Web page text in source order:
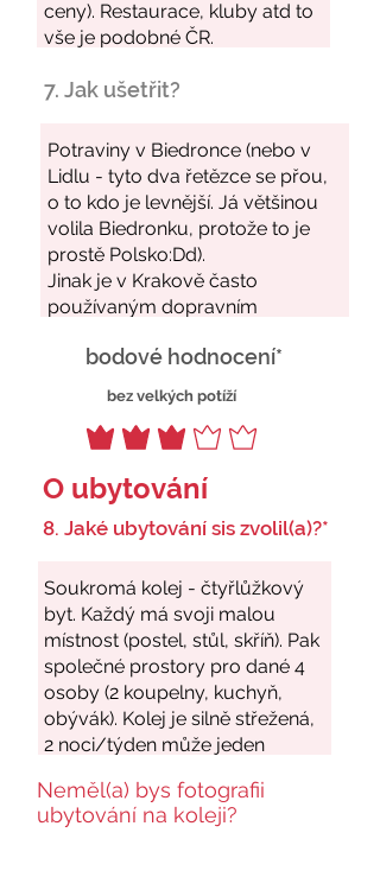
7. Jak ušetřit?
bodové hodnocení*
bez velkých potíží
O ubytování
8. Jaké ubytování sis zvolil(a)?*
Neměl(a) bys fotografii
ubytování na koleji?